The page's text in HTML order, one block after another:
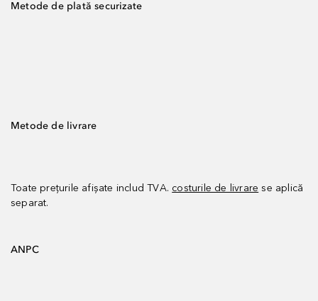
Metode de plată securizate
Metode de livrare
Toate prețurile afișate includ TVA. costurile de livrare se aplică
separat.
ANPC